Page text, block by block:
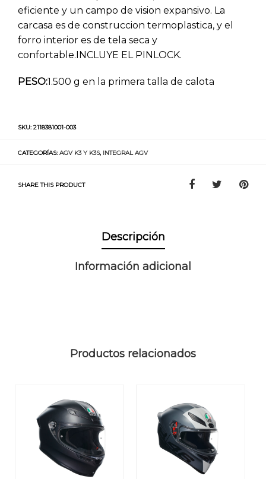
eficiente y un campo de vision expansivo. La
carcasa es de construccion termoplastica, y el
forro interior es de tela seca y
confortable.INCLUYE EL PINLOCK.
PESO:1.500 g en la primera talla de calota
SKU: 2118381001-003
CATEGORÍAS: AGV K3 Y K3S, INTEGRAL AGV
SHARE THIS PRODUCT
Descripción
Información adicional
Productos relacionados